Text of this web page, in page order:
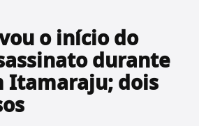
o início do
durante
Itamaraju; dois